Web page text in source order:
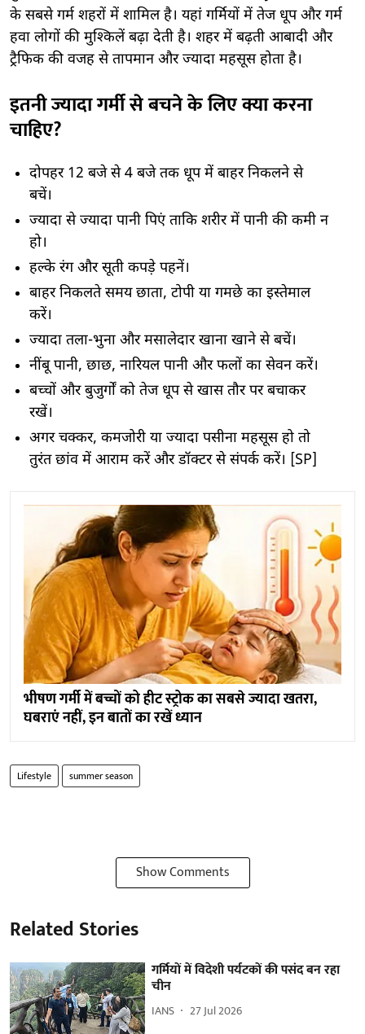
के सबसे गर्म शहरों में शामिल है। यहां गर्मियों में तेज धूप और गर्म
हवा लोगों की मुश्किलें बढ़ा देती है। शहर में बढ़ती आबादी और
ट्रैफिक की वजह से तापमान और ज्यादा महसूस होता है।
इतनी ज्यादा गर्मी से बचने के लिए क्या करना
चाहिए?
दोपहर 12 बजे से 4 बजे तक धूप में बाहर निकलने से
बचें।
ज्यादा से ज्यादा पानी पिएं ताकि शरीर में पानी की कमी न
हो।
हल्के रंग और सूती कपड़े पहनें।
बाहर निकलते समय छाता, टोपी या गमछे का इस्तेमाल
करें।
ज्यादा तला-भुना और मसालेदार खाना खाने से बचें।
नींबू पानी, छाछ, नारियल पानी और फलों का सेवन करें।
बच्चों और बुजुर्गों को तेज धूप से खास तौर पर बचाकर
रखें।
अगर चक्कर, कमजोरी या ज्यादा पसीना महसूस हो तो
तुरंत छांव में आराम करें और डॉक्टर से संपर्क करें। [SP]
भीषण गर्मी में बच्चों को हीट स्ट्रोक का सबसे ज्यादा खतरा,
घबराएं नहीं, इन बातों का रखें ध्यान
Lifestyle summer season
Show Comments
Related Stories
गर्मियों में विदेशी पर्यटकों की पसंद बन रहा
चीन
IANS 27 Jul 2026